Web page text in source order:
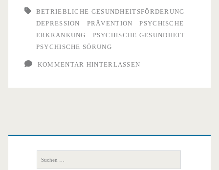
Störung:
die
Depression
BETRIEBLICHE GESUNDHEITSFÖRDERUNG
DEPRESSION
PRÄVENTION
PSYCHISCHE
ERKRANKUNG
PSYCHISCHE GESUNDHEIT
PSYCHISCHE SÖRUNG
KOMMENTAR HINTERLASSEN
Primäre
Seitenleiste
nach: